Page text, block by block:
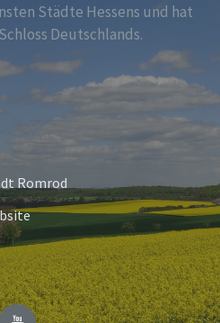
Städte Hessens und hat
Deutschlands.
Romrod